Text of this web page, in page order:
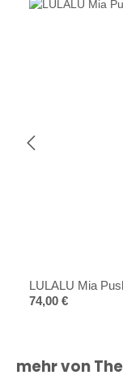
LULALU Mia
Regulärer Preis:
74,00 €
Produktgalerie
mehr von